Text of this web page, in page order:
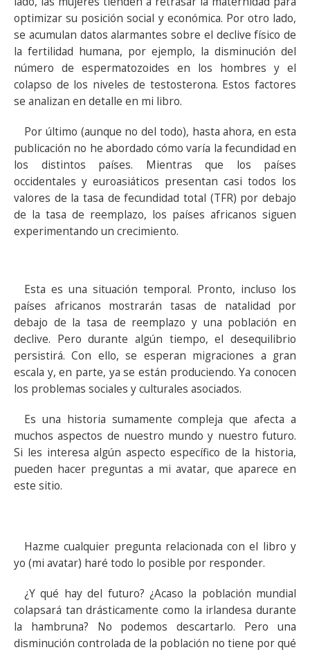
optimizar su posición social y económica. Por otro lado,
se acumulan datos alarmantes sobre el declive físico de
la fertilidad humana, por ejemplo, la disminución del
número de espermatozoides en los hombres y el
colapso de los niveles de testosterona. Estos factores
se analizan en detalle en mi libro.
Por último (aunque no del todo), hasta ahora, en esta
publicación no he abordado cómo varía la fecundidad en
los distintos países. Mientras que los países
occidentales y euroasiáticos presentan casi todos los
valores de la tasa de fecundidad total (TFR) por debajo
de la tasa de reemplazo, los países africanos siguen
experimentando un crecimiento.
Esta es una situación temporal. Pronto, incluso los
países africanos mostrarán tasas de natalidad por
debajo de la tasa de reemplazo y una población en
declive. Pero durante algún tiempo, el desequilibrio
persistirá. Con ello, se esperan migraciones a gran
escala y, en parte, ya se están produciendo. Ya conocen
los problemas sociales y culturales asociados.
Es una historia sumamente compleja que afecta a
muchos aspectos de nuestro mundo y nuestro futuro.
Si les interesa algún aspecto específico de la historia,
pueden hacer preguntas a mi avatar, que aparece en
este sitio.
Hazme cualquier pregunta relacionada con el libro y
yo (mi avatar) haré todo lo posible por responder.
¿Y qué hay del futuro? ¿Acaso la población mundial
colapsará tan drásticamente como la irlandesa durante
la hambruna? No podemos descartarlo. Pero una
disminución controlada de la población no tiene por qué